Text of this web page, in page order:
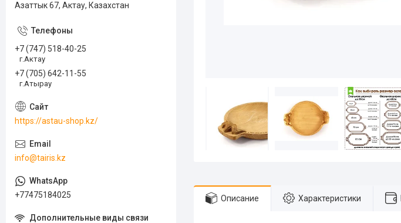
Описание Характеристики
Азаттык 67, Актау, Казахстан
+7 (747) 518-40-25
г.Актау
+7 (705) 642-11-55
г.Атырау
https://astau-shop.kz/
info@tairis.kz
+77475184025